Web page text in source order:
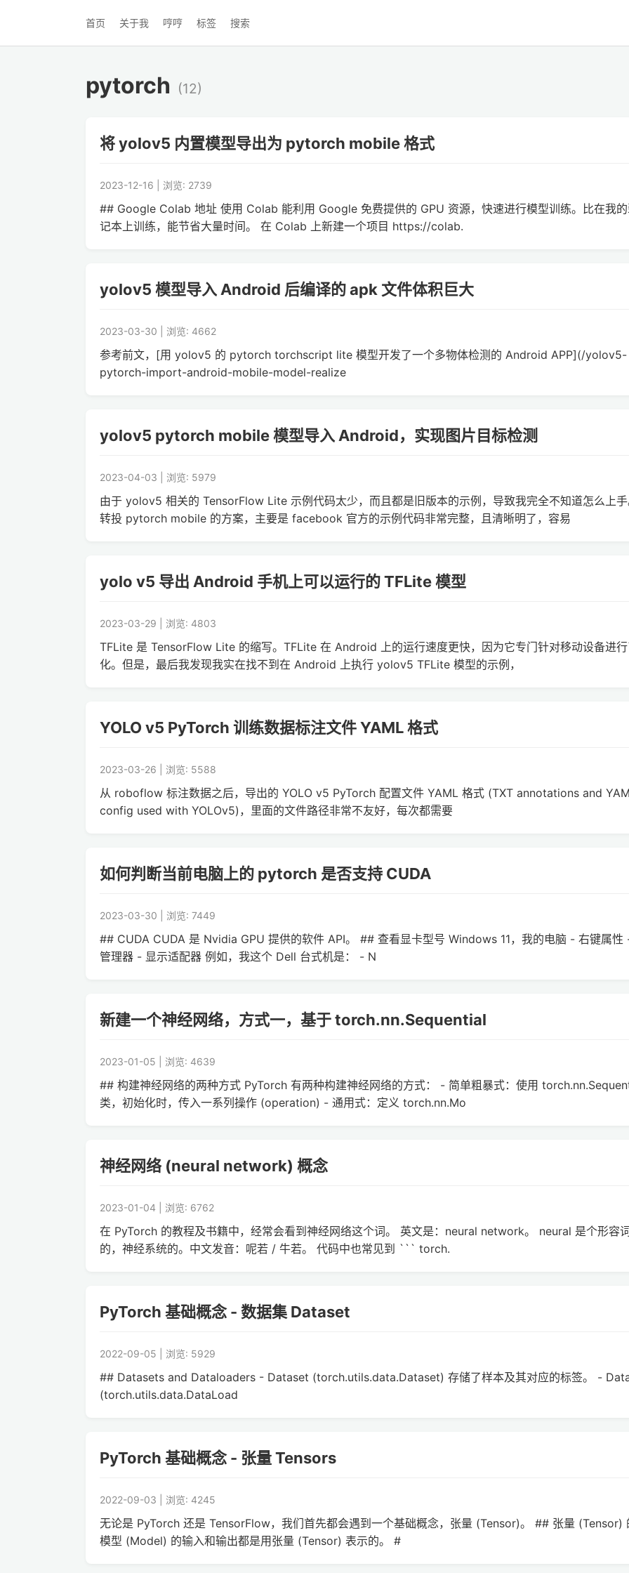
首页 关于我 哼哼 标签 搜索
pytorch (12)
将 yolov5 内置模型导出为 pytorch mobile 格式
2023-12-16 | 浏览: 2739
## Google Colab 地址 使用 Colab 能利用 Google 免费提供的 GPU 资源，快速进行模型训练。比在我
记本上训练，能节省大量时间。 在 Colab 上新建一个项目 https://colab.
yolov5 模型导入 Android 后编译的 apk 文件体积巨大
2023-03-30 | 浏览: 4662
参考前文，[用 yolov5 的 pytorch torchscript lite 模型开发了一个多物体检测的 Android APP](/yolov5-
pytorch-import-android-mobile-model-realize
yolov5 pytorch mobile 模型导入 Android，实现图片目标检测
2023-04-03 | 浏览: 5979
由于 yolov5 相关的 TensorFlow Lite 示例代码太少，而且都是旧版本的示例，导致我完全不知道怎么上
转投 pytorch mobile 的方案，主要是 facebook 官方的示例代码非常完整，且清晰明了，容易
yolo v5 导出 Android 手机上可以运行的 TFLite 模型
2023-03-29 | 浏览: 4803
TFLite 是 TensorFlow Lite 的缩写。TFLite 在 Android 上的运行速度更快，因为它专门针对移动设备进
化。但是，最后我发现我实在找不到在 Android 上执行 yolov5 TFLite 模型的示例，
YOLO v5 PyTorch 训练数据标注文件 YAML 格式
2023-03-26 | 浏览: 5588
从 roboflow 标注数据之后，导出的 YOLO v5 PyTorch 配置文件 YAML 格式 (TXT annotations and
config used with YOLOv5)，里面的文件路径非常不友好，每次都需要
如何判断当前电脑上的 pytorch 是否支持 CUDA
2023-03-30 | 浏览: 7449
## CUDA CUDA 是 Nvidia GPU 提供的软件 API。 ## 查看显卡型号 Windows 11，我的电脑 - 右键属性
管理器 - 显示适配器 例如，我这个 Dell 台式机是： - N
新建一个神经网络，方式一，基于 torch.nn.Sequential
2023-01-05 | 浏览: 4639
## 构建神经网络的两种方式 PyTorch 有两种构建神经网络的方式： - 简单粗暴式：使用
类，初始化时，传入一系列操作 (operation) - 通用式：定义 torch.nn.Mo
神经网络 (neural network) 概念
2023-01-04 | 浏览: 6762
在 PyTorch 的教程及书籍中，经常会看到神经网络这个词。 英文是：neural network。 neural 是个形容
的，神经系统的。中文发音：呢若 / 牛若。 代码中也常见到 ``` torch.
PyTorch 基础概念 - 数据集 Dataset
2022-09-05 | 浏览: 5929
## Datasets and Dataloaders - Dataset (torch.utils.data.Dataset) 存储了样本及其对应的标签。 -
(torch.utils.data.DataLoad
PyTorch 基础概念 - 张量 Tensors
2022-09-03 | 浏览: 4245
无论是 PyTorch 还是 TensorFlow，我们首先都会遇到一个基础概念，张量 (Tensor)。 ## 张量 (Tensor)
模型 (Model) 的输入和输出都是用张量 (Tensor) 表示的。 #